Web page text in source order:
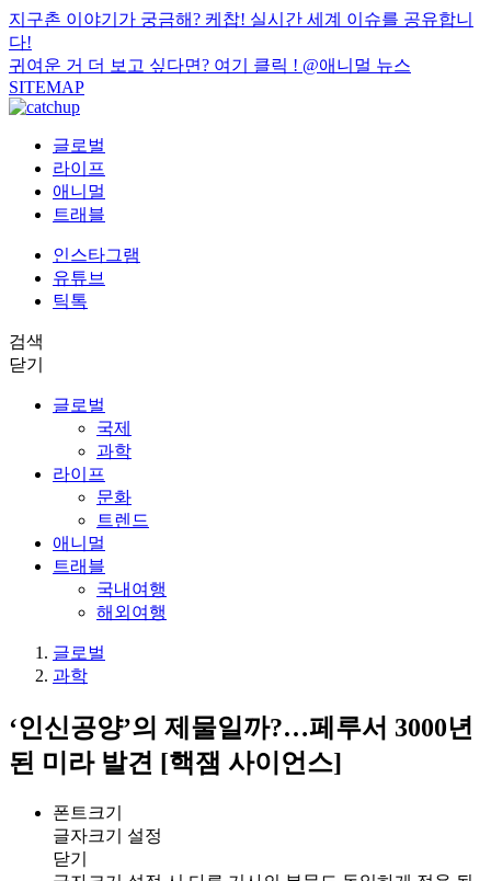
지구촌 이야기가 궁금해? 케찹! 실시간 세계 이슈를 공유합니
다!
귀여운 거 더 보고 싶다면? 여기 클릭 ! @애니멀 뉴스
SITEMAP
글로벌
라이프
애니멀
트래블
인스타그램
유튜브
틱톡
검색
닫기
글로벌
국제
과학
라이프
문화
트렌드
애니멀
트래블
국내여행
해외여행
글로벌
과학
‘인신공양’의 제물일까?…페루서 3000년
된 미라 발견 [핵잼 사이언스]
폰트크기
글자크기 설정
닫기